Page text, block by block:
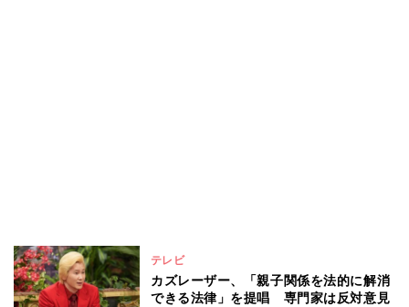
テレビ
カズレーザー、「親子関係を法的に解消
できる法律」を提唱 専門家は反対意見